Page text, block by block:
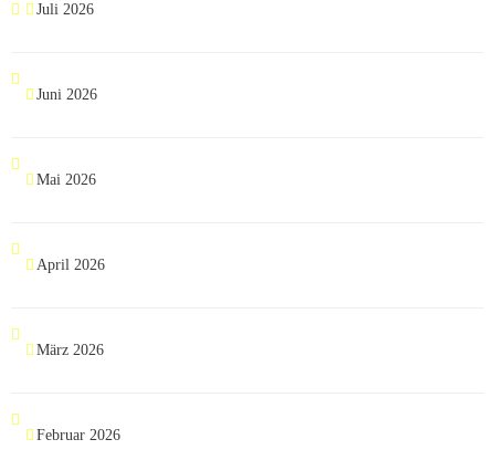
Juli 2026
Juni 2026
Mai 2026
April 2026
März 2026
Februar 2026